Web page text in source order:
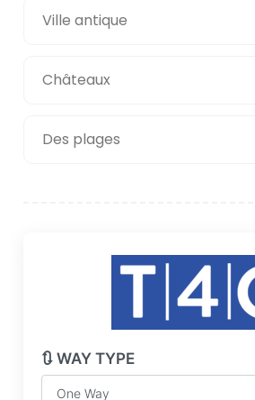
Ville antique
Châteaux
Des plages
🔃 WAY TYPE